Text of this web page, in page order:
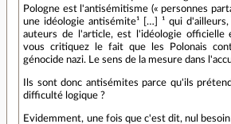
Pologne est l'antisémitisme (« personnes
une idéologie antisémite¹ […] ¹ qui
auteurs de l'article, est l'idéologie officielle
vous critiquez le fait que les Polonais
génocide nazi. Le sens de la mesure dans
Ils sont donc antisémites parce qu'ils
difficulté logique ?
Evidemment, une fois que c'est dit, nul